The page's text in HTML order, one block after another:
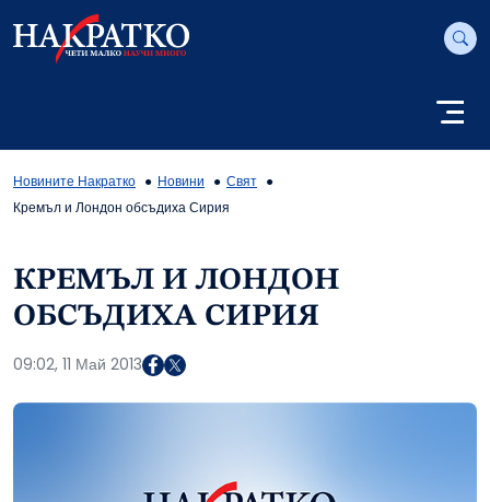
Новините Накратко Новини
Свят
Кремъл и Лондон обсъдиха Сирия
КРЕМЪЛ И ЛОНДОН
ОБСЪДИХА СИРИЯ
09:02, 11 Май 2013